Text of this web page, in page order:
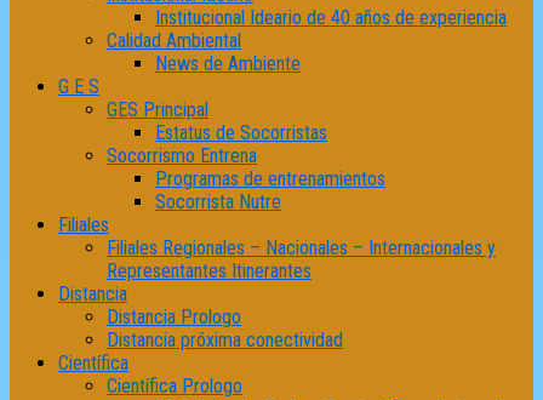
Institucional Ideario de 40 años de experiencia
Calidad Ambiental
News de Ambiente
G E S
GES Principal
Estatus de Socorristas
Socorrismo Entrena
Programas de entrenamientos
Socorrista Nutre
Filiales
Filiales Regionales – Nacionales – Internacionales y
Representantes Itinerantes
Distancia
Distancia Prologo
Distancia próxima conectividad
Científica
Científica Prologo